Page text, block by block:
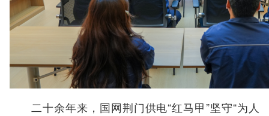
二十余年来，国网荆门供电“红马甲”坚守“为人